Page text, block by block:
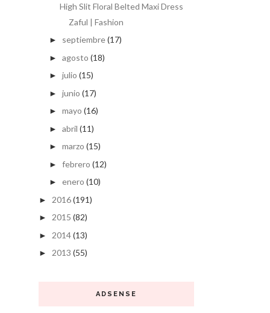
High Slit Floral Belted Maxi Dress
Zaful | Fashion
► septiembre(17)
► agosto (18)
► julio (15)
► junio (17)
► mayo (16)
► abril (11)
► marzo (15)
► febrero (12)
► enero (10)
► 2016(191)
► 2015 (82)
► 2014(13)
► 2013 (55)
ADSENSE